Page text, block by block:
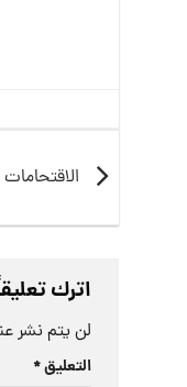
اترك
لن يتم نشر
التعليق*